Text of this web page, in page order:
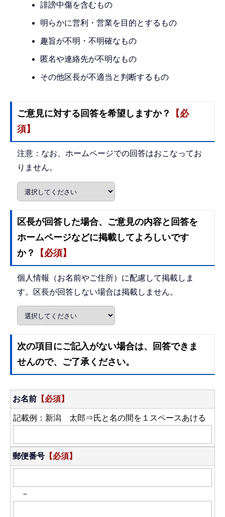
誹謗中傷を含むもの
明らかに営利・営業を目的とするもの
趣旨が不明・不明確なもの
匿名や連絡先が不明なもの
その他区長が不適当と判断するもの
ご意見に対する回答を希望しますか？
【必
須】
注意：なお、ホームページでの回答はおこなってお
りません。
区長が回答した場合、ご意見の内容と回答を
ホームページなどに掲載してよろしいです
か？
【必須】
個人情報（お名前やご住所）に配慮して掲載しま
す。区長が回答しない場合は掲載しません。
次の項目にご記入がない場合は、回答できま
せんので、ご了承ください。
お名前 【必須】
記載例：新潟 太郎⇒氏と名の間を１スペースあける
郵便番号 【必須】
－